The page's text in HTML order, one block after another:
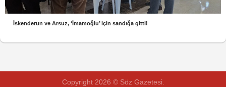
İskenderun ve Arsuz, ‘İmamoğlu’ için sandığa gitti!
Copyright 2026 © Söz Gazetesi.